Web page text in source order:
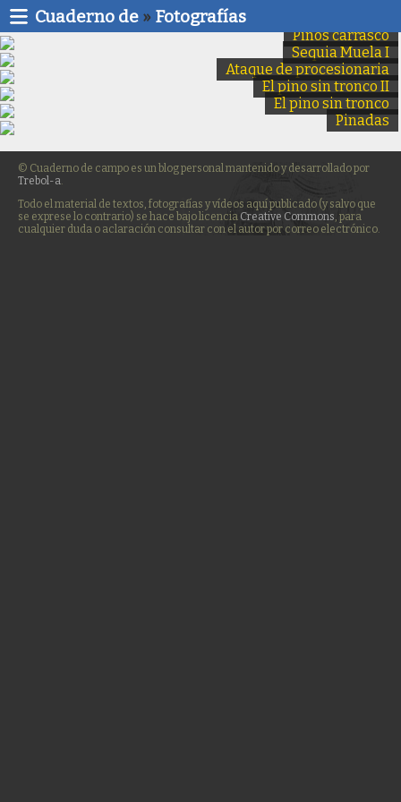
Cuaderno de » Fotografías
Pinos carrasco
Sequia Muela I
Ataque de procesionaria
El pino sin tronco II
El pino sin tronco
Pinadas
© Cuaderno de campo es un blog personal mantenido y desarrollado por
Trebol-a.
Todo el material de textos, fotografías y vídeos aquí publicado (y salvo que
se exprese lo contrario) se hace bajo licencia Creative Commons, para
cualquier duda o aclaración consultar con el autor por correo electrónico.